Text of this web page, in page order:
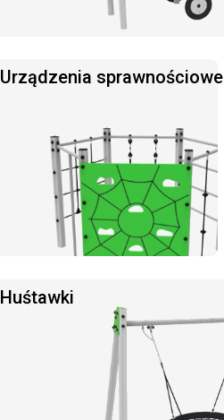
Urządzenia sprawnościowe
Huśtawki